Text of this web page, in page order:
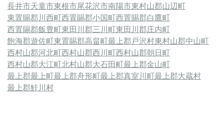
長井市天童市東根市尾花沢市南陽市東村山郡山辺町
東置賜郡川西町西置賜郡小国町西置賜郡白鷹町
西置賜郡飯豊町東田川郡三川町東田川郡庄内町
飽海郡遊佐町東置賜郡高畠町最上郡戸沢村東村山郡中山町
西村山郡河北町西村山郡西川町西村山郡朝日町
西村山郡大江町北村山郡大石田町最上郡金山町
最上郡最上町最上郡舟形町最上郡真室川町最上郡大蔵村
最上郡鮭川村